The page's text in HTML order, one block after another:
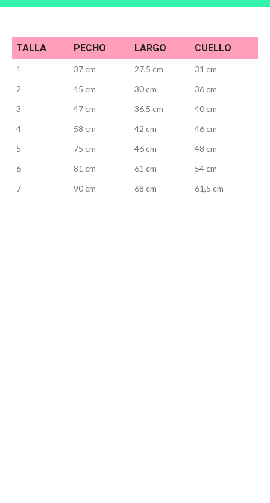
TALLA PECHO LARGO CUELLO
1 37 cm 27,5 cm
31 cm
2
45 cm 30 cm
36 cm
3
47 cm 36,5 cm
40 cm
4
58 cm 42 cm
46 cm
5
75 cm 46 cm
48 cm
6
81 cm 61 cm
54 cm
7
90 cm 68 cm 61,5 cm